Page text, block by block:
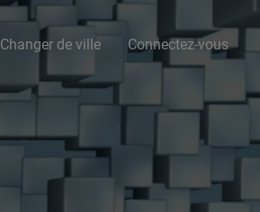
Changer de ville Connectez-vous